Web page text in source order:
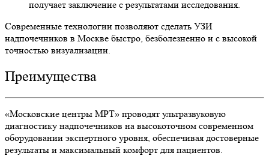
получает заключение с результатами исследования.
Современные технологии позволяют сделать УЗИ
надпочечников в Москве быстро, безболезненно и с высокой
точностью визуализации.
Преимущества
«Московские центры МРТ» проводят ультразвуковую
диагностику надпочечников на высокоточном современном
оборудовании экспертного уровня, обеспечивая достоверные
результаты и максимальный комфорт для пациентов.